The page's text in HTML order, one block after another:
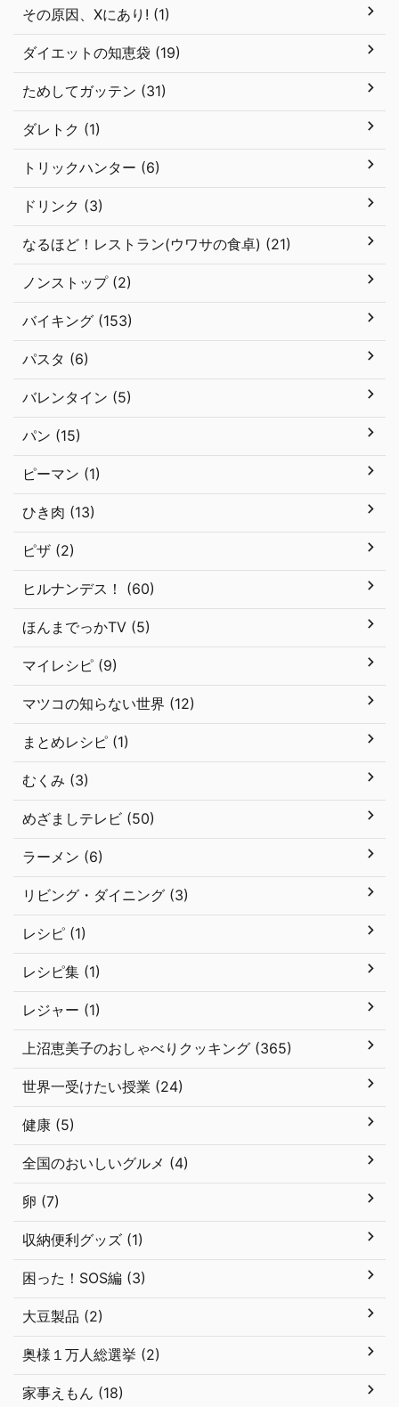
その原因、Xにあり! (1)
ダイエットの知恵袋 (19)
ためしてガッテン (31)
ダレトク (1)
トリックハンター (6)
ドリンク (3)
なるほど！レストラン(ウワサの食卓) (21)
ノンストップ (2)
バイキング (153)
パスタ (6)
バレンタイン (5)
パン (15)
ピーマン (1)
ひき肉 (13)
ピザ (2)
ヒルナンデス！ (60)
ほんまでっかTV (5)
マイレシピ (9)
マツコの知らない世界 (12)
まとめレシピ (1)
むくみ (3)
めざましテレビ (50)
ラーメン (6)
リビング・ダイニング (3)
レシピ (1)
レシピ集 (1)
レジャー (1)
上沼恵美子のおしゃべりクッキング (365)
世界一受けたい授業 (24)
健康 (5)
全国のおいしいグルメ (4)
卵 (7)
収納便利グッズ (1)
困った！SOS編 (3)
大豆製品 (2)
奥様１万人総選挙 (2)
家事えもん (18)